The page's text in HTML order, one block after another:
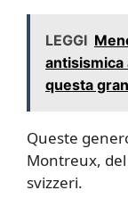
LEGGI
antisismica
questa
Queste
Montreux,
svizzeri.